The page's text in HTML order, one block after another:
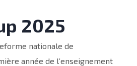
2025
nationale de
année de l’enseignement